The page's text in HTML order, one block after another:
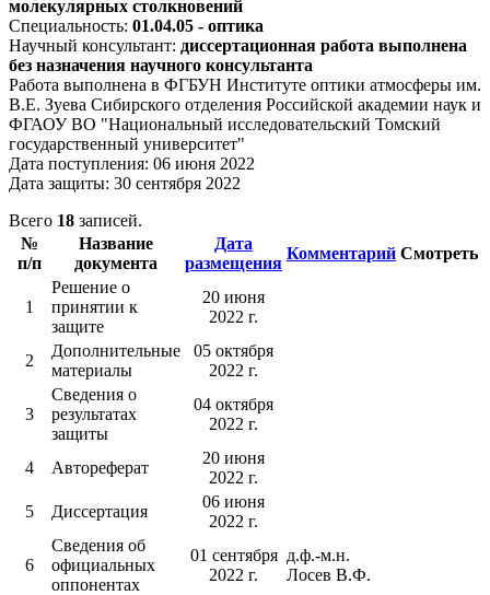
молекулярных столкновений
Специальность: 01.04.05 - оптика
Научный консультант: диссертационная работа выполнена
без назначения научного консультанта
Работа выполнена в ФГБУН Институте оптики атмосферы им.
В.Е. Зуева Сибирского отделения Российской академии наук и
ФГАОУ ВО "Национальный исследовательский Томский
государственный университет"
Дата поступления: 06 июня 2022
Дата защиты: 30 сентября 2022
Всего 18 записей.
№
п/п
Название
документа
Дата
размещения
Комментарий Смотреть
1
Решение о
принятии к
защите
20 июня
2022 г.
2
Дополнительные
материалы
05 октября
2022 г.
3
Сведения о
результатах
защиты
04 октября
2022 г.
4 Автореферат
20 июня
2022 г.
5
Диссертация
06 июня
2022 г.
6
Сведения об
официальных
оппонентах
01 сентября
2022 г.
д.ф.-м.н.
Лосев В.Ф.